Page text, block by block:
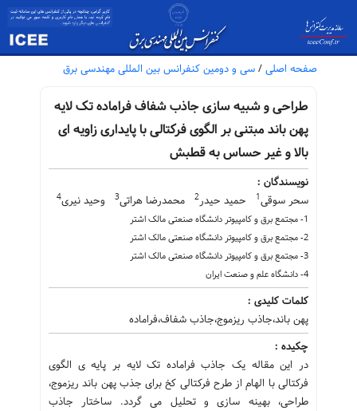
صفحه اصلی / سی و دومین کنفرانس بین المللی مهندسی برق
طراحی و شبیه سازی جاذب شفاف فراماده تک لایه
پهن باند مبتنی بر الگوی فرکتالی با پایداری زاویه ای
بالا و غیر حساس به قطبش
نویسندگان :
سحر سوقی1 حمید حیدر2 محمدرضا هراتی3 وحید نیری4
1- مجتمع برق و کامپیوتر دانشگاه صنعتی مالک اشتر
2- مجتمع برق و کامپیوتر دانشگاه صنعتی مالک اشتر
3- مجتمع برق و کامپیوتر دانشگاه صنعتی مالک اشتر
4- دانشگاه علم و صنعت ایران
کلمات کلیدی :
پهن باند،جاذب ریزموج،جاذب شفاف،فراماده
چکیده :
در این مقاله یک جاذب فراماده تک لایه بر پایه ی الگوی
فرکتالی با الهام از طرح فرکتالی کخ برای جذب پهن باند ریزموج،
طراحی، بهینه سازی و تحلیل می گردد. ساختار جاذب